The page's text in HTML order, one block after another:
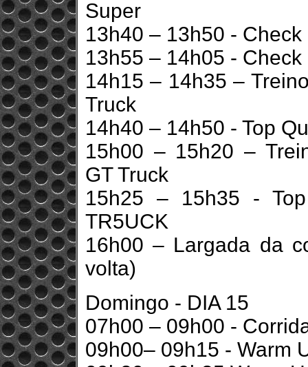
Super
13h40 – 13h50 -
13h55 – 14h05 -
14h15 – 14h35 –
Truck
14h40 – 14h50 - Top
15h00 – 15h20 –
GT Truck
15h25 – 15h35 -
TR5UCK
16h00 – Largada da
volta)
Domingo - DIA 15
07h00 – 09h00 -
09h00– 09h15 - Warm